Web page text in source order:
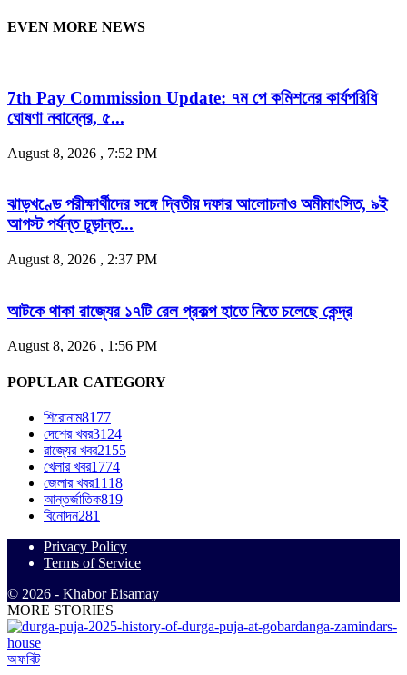
EVEN MORE NEWS
7th Pay Commission Update: ৭ম পে কমিশনের কার্যপরিধি
ঘোষণা নবান্নের, ৫...
August 8, 2026 , 7:52 PM
ঝাড়খণ্ডে পরীক্ষার্থীদের সঙ্গে দ্বিতীয় দফার আলোচনাও অমীমাংসিত, ৯ই
আগস্ট পর্যন্ত চূড়ান্ত...
August 8, 2026 , 2:37 PM
আটকে থাকা রাজ্যের ১৭টি রেল প্রকল্প হাতে নিতে চলেছে কেন্দ্র
August 8, 2026 , 1:56 PM
POPULAR CATEGORY
শিরোনাম8177
দেশের খবর3124
রাজ্যের খবর2155
খেলার খবর1774
জেলার খবর1118
আন্তর্জাতিক819
বিনোদন281
Privacy Policy
Terms of Service
© 2026 - Khabor Eisamay
MORE STORIES
অফবিট